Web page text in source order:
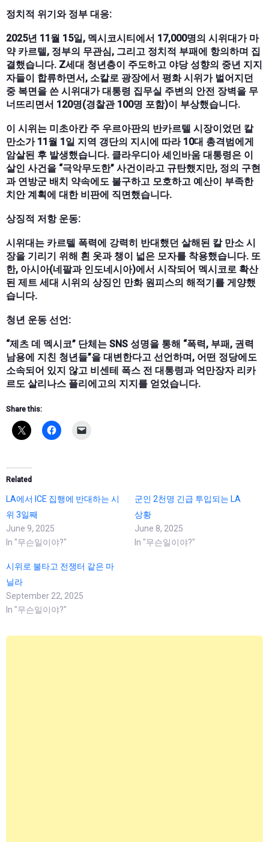
정치적 위기와 정부 대응:
2025년 11월 15일, 멕시코시티에서 17,000명의 시위대가 마
약 카르텔, 정부의 무관심, 그리고 정치적 부패에 항의하며 집
결했습니다. Z세대 청년층이 주도하고 야당 성향의 중년 지지
자들이 합류하면서, 소칼로 광장에서 평화 시위가 벌어지던
중 복면을 쓴 시위대가 대통령 집무실 주변의 안전 장벽을 무
너뜨리면서 120명(경찰관 100명 포함)이 부상했습니다.
이 시위는 미초아칸 주 우르아판의 반카르텔 시장이었던 칼
만소가 11월 1일 지역 갱단의 지시에 따라 10대 총격범에게
암살된 후 발생했습니다. 클라우디아 셰인바움 대통령은 이
살인 사건을 “극악무도한” 사건이라고 규탄했지만, 정의 구현
과 연방군 배치 약속에도 불구하고 모호하고 예산이 부족한
치안 계획에 대한 비판에 직면했습니다.
상징적 저항 운동:
시위대는 카르텔 폭력에 강력히 반대했던 살해된 칼 만소 시
장을 기리기 위해 흰 옷과 챙이 넓은 모자를 착용했습니다. 또
한, 아시아(네팔과 인도네시아)에서 시작되어 멕시코로 확산
된 제트 세대 시위의 상징인 만화 원피스의 해적기를 게양했
습니다.
청년 운동 선언:
“제츠 데 멕시코” 단체는 SNS 성명을 통해 “폭력, 부패, 권력
남용에 지친 청년들”을 대변한다고 선언하며, 어떤 정당에도
소속되어 있지 않고 비센테 폭스 전 대통령과 억만장자 리카
르도 살리나스 플리에고의 지지를 얻었습니다.
Share this:
Related
LA에서 ICE 집행에 반대하는 시
위 3일째
June 9, 2025
In "무슨일이야?"
군인 2천명 긴급 투입되는 LA
상황
June 8, 2025
In "무슨일이야?"
시위로 불타고 전쟁터 같은 마
닐라
September 22, 2025
In "무슨일이야?"